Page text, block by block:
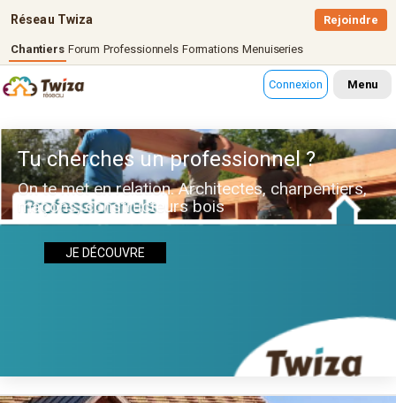
Réseau Twiza
Chantiers Forum Professionnels Formations Menuiseries
Rejoindre
Connexion Menu
Tu cherches un professionnel ?
On te met en relation. Architectes, charpentiers,
maçons, constructeurs bois
JE DÉCOUVRE